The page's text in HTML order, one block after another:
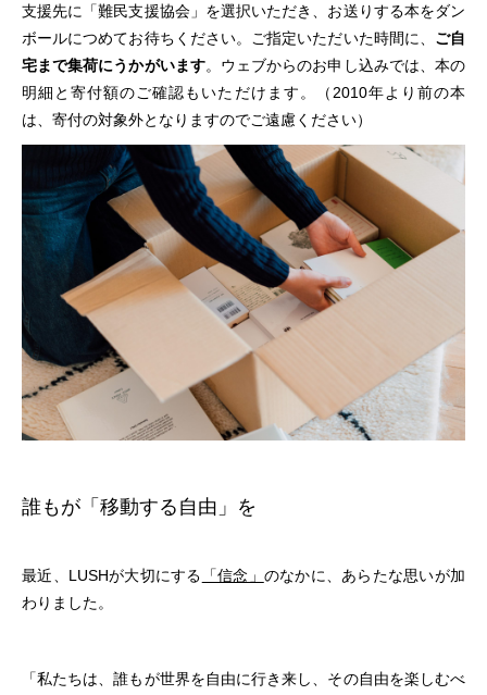
支援先に「難民支援協会」を選択いただき、お送りする本をダン
ボールにつめてお待ちください。ご指定いただいた時間に、 ご自
宅まで集荷にうかがいます。ウェブからのお申し込みでは、本の
明細と寄付額のご確認もいただけます。（2010年より前の本
は、寄付の対象外となりますのでご遠慮ください）
誰もが「移動する自由」を
最近、LUSHが大切にする 「信念」 のなかに、あらたな思いが加
わりました。
「私たちは、誰もが世界を自由に行き来し、その自由を楽しむべ